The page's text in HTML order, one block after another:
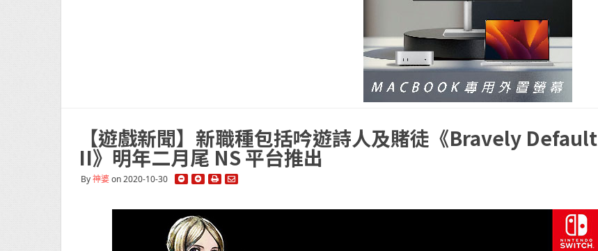
【遊戲新聞】新職種包括吟遊詩人及賭徒《Bravely Default
II》明年二月尾 NS 平台推出
By神婆on 2020-10-30